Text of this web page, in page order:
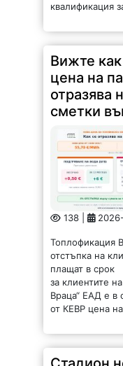
квалификация
Вижте как
цена на
отразява
сметки
138 |
Топлофикация
отстъпка на
плащат в срок
за клиентите
Враца“ ЕАД е в
от КЕВР цена